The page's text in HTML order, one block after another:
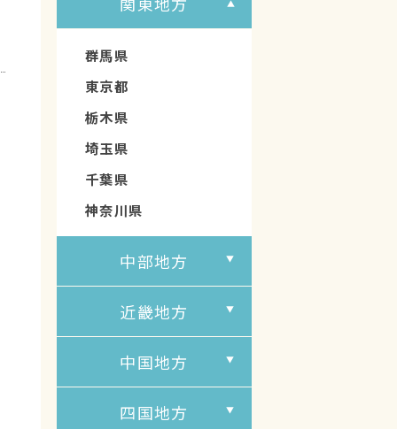
群馬県
東京都
栃木県
埼玉県
千葉県
神奈川県
中部地方
近畿地方
中国地方
四国地方